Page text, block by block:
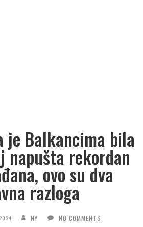
je Balkancima bila
napušta rekordan
ovo su dva
razloga
NY NO COMMENTS